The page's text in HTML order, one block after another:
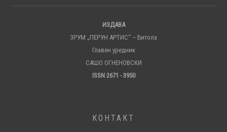
ИЗДАВА
ЗРУМ „ПЕРУН АРТИС“ – Битола
Главен уредник
САШО ОГНЕНОВСКИ
ISSN 2671 - 3950
КОНТАКТ